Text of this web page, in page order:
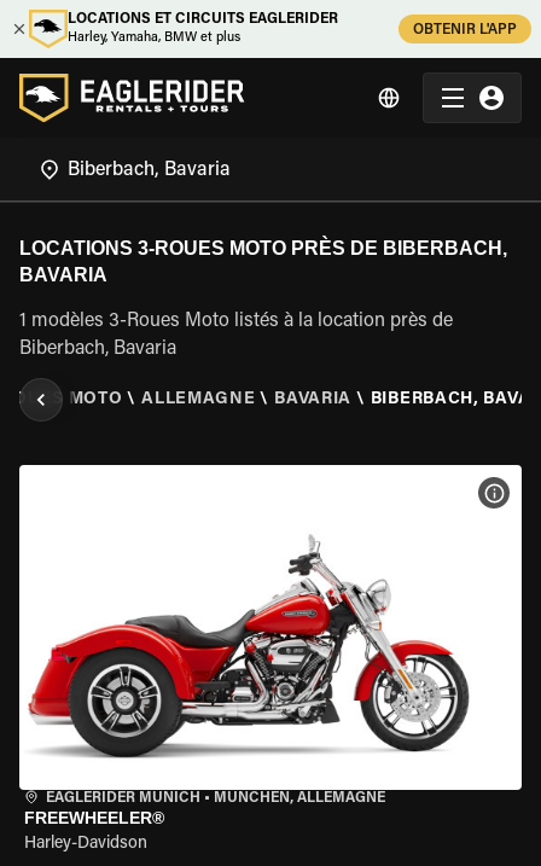
LOCATIONS ET CIRCUITS EAGLERIDER
Harley, Yamaha, BMW et plus
OBTENIR L'APP
LOCATIONS 3-ROUES MOTO PRÈS DE BIBERBACH,
BAVARIA
1 modèles 3-Roues Moto listés à la location près de
Biberbach, Bavaria
MOTO \ ALLEMAGNE \ BAVARIA \ BIBERBACH,
EAGLERIDER MUNICH • MÜNCHEN, ALLEMAGNE
FREEWHEELER®
Harley-Davidson